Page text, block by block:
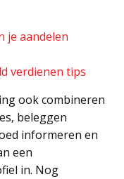
je aandelen
verdienen tips
ook combineren
beleggen
informeren en
een
in. Nog